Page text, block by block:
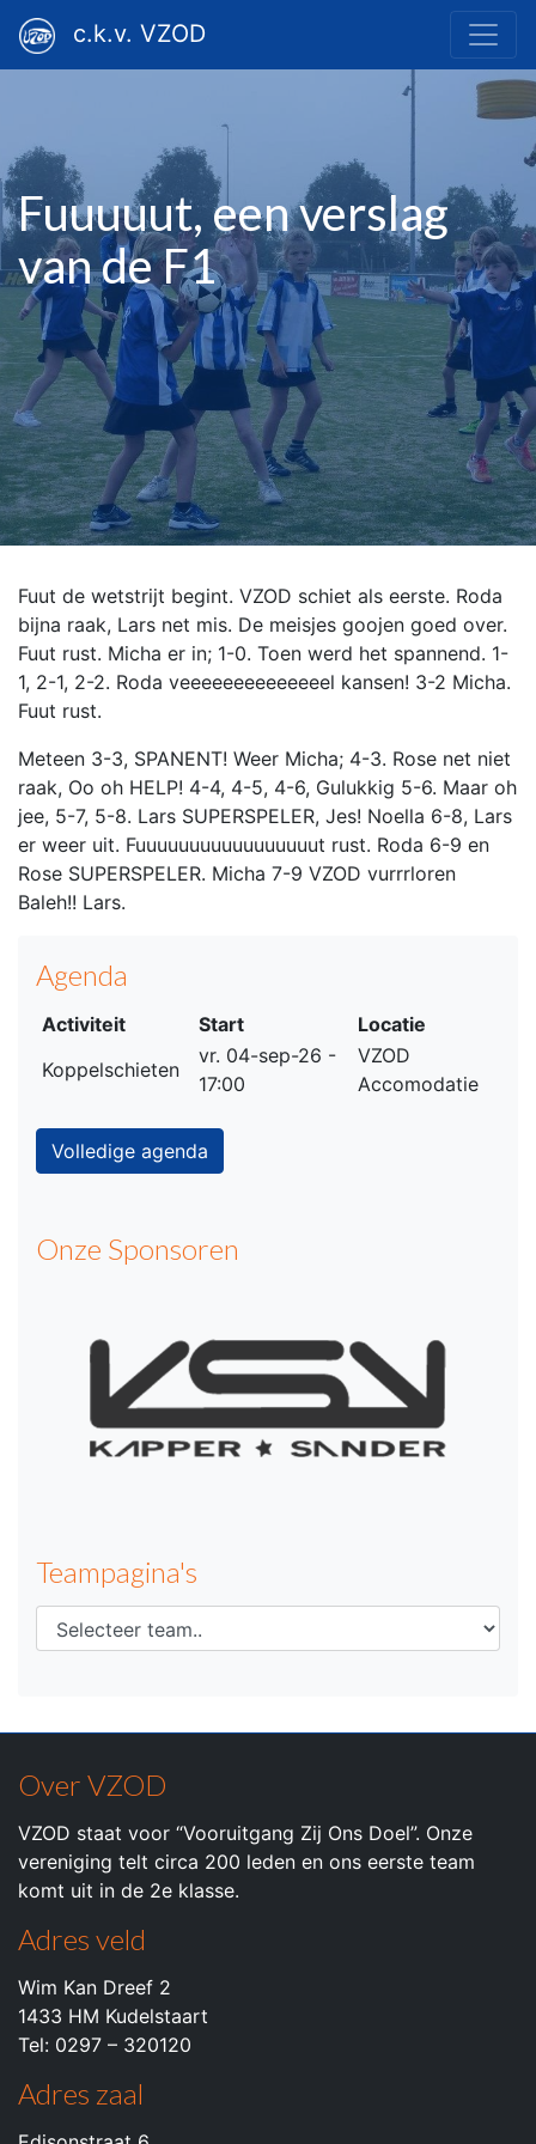
c.k.v. VZOD
Fuuuuut, een verslag
van de F1
Fuut de wetstrijt begint. VZOD schiet als eerste. Roda
bijna raak, Lars net mis. De meisjes goojen goed over.
Fuut rust. Micha er in; 1-0. Toen werd het spannend. 1-
1, 2-1, 2-2. Roda veeeeeeeeeeeeeel kansen! 3-2 Micha.
Fuut rust.
Meteen 3-3, SPANENT! Weer Micha; 4-3. Rose net niet
raak, Oo oh HELP! 4-4, 4-5, 4-6, Gulukkig 5-6. Maar oh
jee, 5-7, 5-8. Lars SUPERSPELER, Jes! Noella 6-8, Lars
er weer uit. Fuuuuuuuuuuuuuuuuut rust. Roda 6-9 en
Rose SUPERSPELER. Micha 7-9 VZOD vurrrloren
Baleh!! Lars.
Agenda
Activiteit Start
Locatie
Koppelschieten
vr. 04-sep-26 -
17:00
VZOD
Accomodatie
Volledige agenda
Onze Sponsoren
Teampagina's
Over VZOD
VZOD staat voor “Vooruitgang Zij Ons Doel”. Onze
vereniging telt circa 200 leden en ons eerste team
komt uit in de 2e klasse.
Adres veld
Wim Kan Dreef 2
1433 HM Kudelstaart
Tel: 0297 – 320120
Adres zaal